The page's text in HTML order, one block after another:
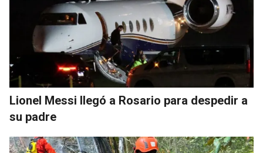
Lionel Messi llegó a Rosario para despedir a
su padre